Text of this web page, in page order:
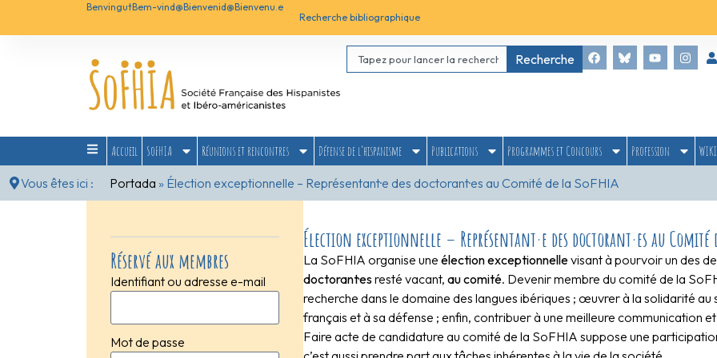
BenvingutBem-vind@Bienvenid@Bienvenu.e
Recherche bibliographique
Recherche
Accueil SoFHIA Réunions et rencontres Défense de l’hispanisme Publications Programmes et Concours Profession
Vous êtes ici :
Portada » Élection exceptionnelle – Représentant·e des doctorant·es au Comité de la SoFHIA
Réservé aux membres
Identifiant ou adresse e-mail
Mot de passe
Élection exceptionnelle – Représentant·e des doctorant·es au Comité
La SoFHIA organise uneélection exceptionnellevisant à pourvoir un des
doctorant·esresté vacant,au comité. Devenir membre du comité de la
recherche dans le domaine des langues ibériques ; œuvrer à la solidarité au
français et à sa défense ; enfin, contribuer à une meilleure communication
Faire acte de candidature au comité de la SoFHIA suppose une